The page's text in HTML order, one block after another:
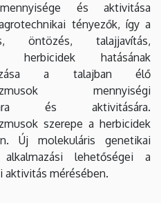
és aktivitása
tényezők, így a
öntözés, talajjavítás,
herbicidek hatásának
a talajban élő
mennyiségi
és aktivitására.
szerepe a herbicidek
Új molekuláris genetikai
alkalmazási lehetőségei a
aktivitás mérésében.